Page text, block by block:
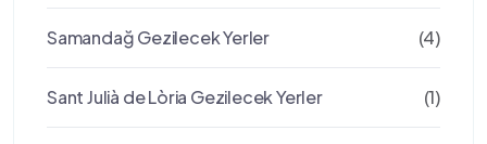
Samandağ Gezilecek Yerler (4)
Sant Julià de Lòria Gezilecek Yerler (1)